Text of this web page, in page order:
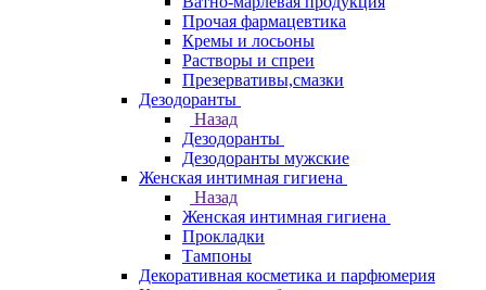
Прочая фармацевтика
Кремы и лосьоны
Растворы и спреи
Презервативы,смазки
Дезодоранты
Назад
Дезодоранты
Дезодоранты мужские
Женская интимная гигиена
Назад
Женская интимная гигиена
Прокладки
Тампоны
Декоративная косметика и парфюмерия